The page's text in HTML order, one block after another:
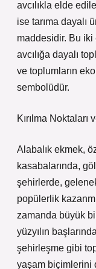
avcılıkla elde
ise tarıma dayalı
maddesidir. Bu iki
avcılığa dayalı
ve toplumların
sembolüdür.
Kırılma
Alabalık ekmek,
kasabalarında,
şehirlerde,
popülerlik
zamanda büyük
yüzyılın
şehirleşme gibi
yaşam biçimlerini